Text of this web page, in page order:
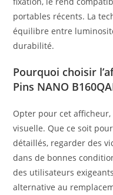
portables récents. La
équilibre entre
durabilité.
Pourquoi choisir
Pins NANO
Opter pour cet afficheur,
visuelle. Que ce soit
détaillés, regarder des
dans de bonnes
des utilisateurs
alternative au